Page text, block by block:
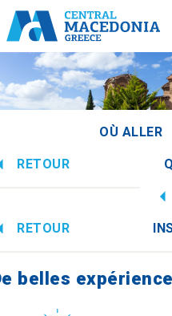
OÙ ALLER
Imathia
RETOUR
Culture
RETOUR
belles